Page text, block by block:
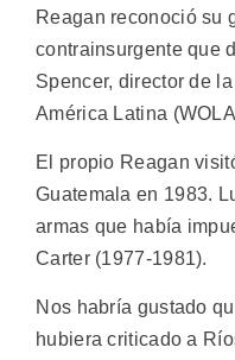
Reagan reconoció su
contrainsurgente que
Spencer, director de
América Latina
El propio Reagan
Guatemala en 1983.
armas que había
Carter (1977-1981).
Nos habría gustado
hubiera criticado a